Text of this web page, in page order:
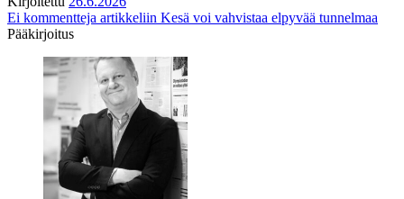
Ei kommentteja artikkeliin Kesä voi vahvistaa elpyvää tunnelmaa
Pääkirjoitus